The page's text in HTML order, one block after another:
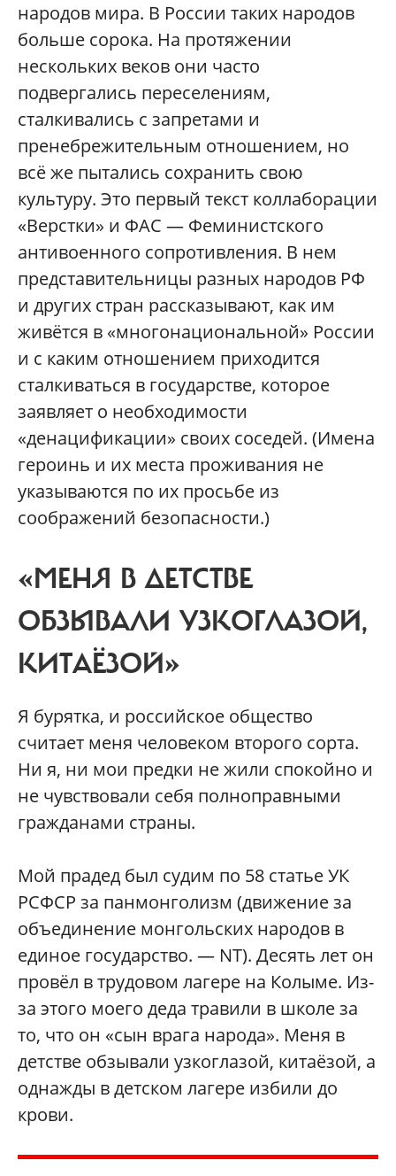
народов мира. В России таких народов
больше сорока. На протяжении
нескольких веков они часто
подвергались переселениям,
сталкивались с запретами и
пренебрежительным отношением, но
всё же пытались сохранить свою
культуру. Это первый текст коллаборации
«Верстки» и ФАС — Феминистского
антивоенного сопротивления. В нем
представительницы разных народов РФ
и других стран рассказывают, как им
живётся в «многонациональной» России
и с каким отношением приходится
сталкиваться в государстве, которое
заявляет о необходимости
«денацификации» своих соседей. (Имена
героинь и их места проживания не
указываются по их просьбе из
соображений безопасности.)
«МЕНЯ В ДЕТСТВЕ
ОБЗЫВАЛИ УЗКОГЛАЗОЙ,
КИТАЁЗОЙ»
Я бурятка, и российское общество
считает меня человеком второго сорта.
Ни я, ни мои предки не жили спокойно и
не чувствовали себя полноправными
гражданами страны.
Мой прадед был судим по 58 статье УК
РСФСР за панмонголизм (движение за
объединение монгольских народов в
единое государство. — NT). Десять лет он
провёл в трудовом лагере на Колыме. Из-
за этого моего деда травили в школе за
то, что он «сын врага народа». Меня в
детстве обзывали узкоглазой, китаёзой, а
однажды в детском лагере избили до
крови.